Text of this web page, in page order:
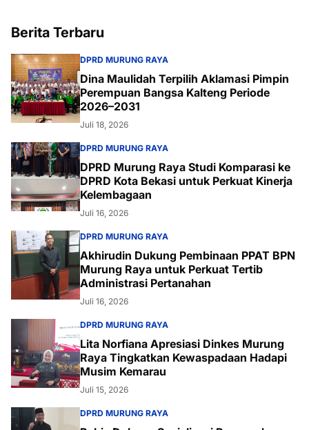
Berita Terbaru
DPRD MURUNG RAYA
Dina Maulidah Terpilih Aklamasi Pimpin
Perempuan Bangsa Kalteng Periode
2026–2031
Juli 18, 2026
DPRD MURUNG RAYA
DPRD Murung Raya Studi Komparasi ke
DPRD Kota Bekasi untuk Perkuat Kinerja
Kelembagaan
Juli 16, 2026
DPRD MURUNG RAYA
Akhirudin Dukung Pembinaan PPAT BPN
Murung Raya untuk Perkuat Tertib
Administrasi Pertanahan
Juli 16, 2026
DPRD MURUNG RAYA
Lita Norfiana Apresiasi Dinkes Murung
Raya Tingkatkan Kewaspadaan Hadapi
Musim Kemarau
Juli 15, 2026
DPRD MURUNG RAYA